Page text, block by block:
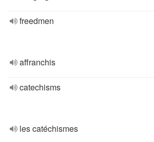
freedmen
affranchis
catechisms
les catéchismes